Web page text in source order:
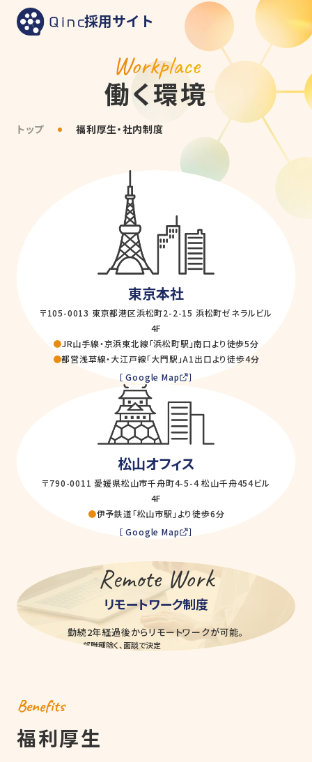
採用サイト
Workplace
働く環境
トップ 福利厚生・社内制度
東京本社
〒105-0013 東京都港区浜松町2-2-15 浜松町ゼネラルビル
4F
●JR山手線・京浜東北線「浜松町駅」南口より徒歩5分
●都営浅草線・大江戸線「大門駅」A1出口より徒歩4分
［ Google Map
］
松山オフィス
〒790-0011 愛媛県松山市千舟町4-5-4 松山千舟454ビル
4F
●伊予鉄道「松山市駅」より徒歩6分
［ Google Map
］
Remote Work
リモートワーク制度
勤続2年経過後からリモートワークが可能。
※一部職種除く、面談で決定
Benefits
福利厚生